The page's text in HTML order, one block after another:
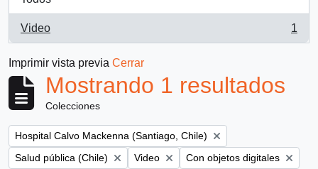
Video
, 1 resultados
1
Imprimir vista previa Cerrar
Mostrando 1 resultados
Colecciones
Remove filter:
Hospital Calvo Mackenna (Santiago, Chile)
Remove filter:
Salud pública (Chile) Remove filter:
Video Remove filter:
Con objetos digitales